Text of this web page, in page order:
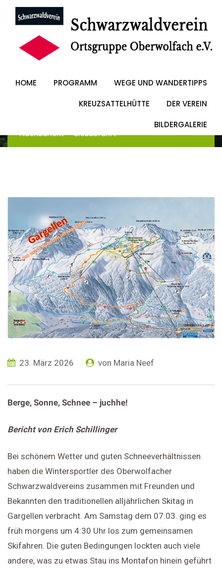
HOME PROGRAMM
WEGE UND WANDERTIPPS
KREUZSATTELHÜTTE
DER VEREIN
BILDERGALERIE
Nachbericht –
Skiausfahrt
Blog-Allgemein
-Nachbericht – Skiausfahrt
23. März 2026 von Maria Neef
Berge, Sonne, Schnee – juchhe!
Bericht von Erich Schillinger
Bei schönem Wetter und guten Schneeverhältnissen
haben die Wintersportler des Oberwolfacher
Schwarzwaldvereins zusammen mit Freunden und
Bekannten den traditionellen alljährlichen Skitag in
Gargellen verbracht. Am Samstag dem 07.03. ging es
früh morgens um 4:30 Uhr los zum gemeinsamen
Skifahren. Die guten Bedingungen lockten auch viele
andere, was zu etwas Stau ins Montafon hinein geführt